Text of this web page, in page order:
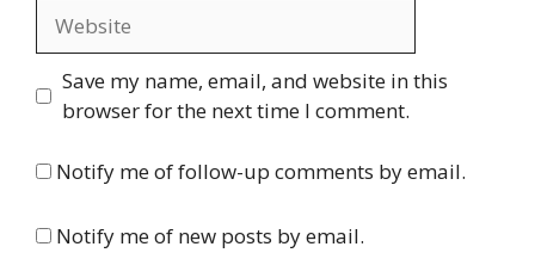
Save my name, email, and website in this
browser for the next time I comment.
Notify me of follow-up comments by email.
Notify me of new posts by email.